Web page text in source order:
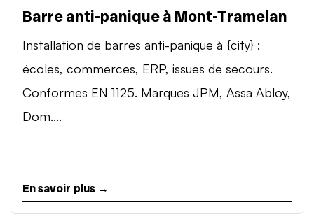
Barre anti-panique à Mont-Tramelan
Installation de barres anti-panique à {city} :
écoles, commerces, ERP, issues de secours.
Conformes EN 1125. Marques JPM, Assa Abloy,
Dom....
En savoir plus →